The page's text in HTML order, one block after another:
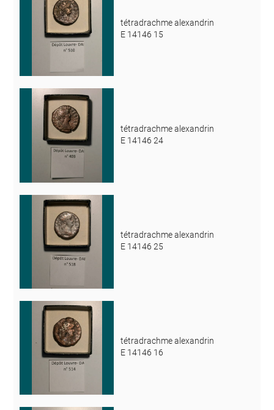
tétradrachme alexandrin
E 14146 15
tétradrachme alexandrin
E 14146 24
tétradrachme alexandrin
E 14146 25
tétradrachme alexandrin
E 14146 16